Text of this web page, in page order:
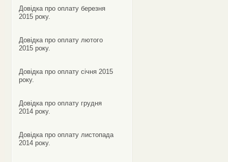
Довідка про оплату березня
2015 року.
Довідка про оплату лютого
2015 року.
Довідка про оплату січня 2015
року.
Довідка про оплату грудня
2014 року.
Довідка про оплату листопада
2014 року.